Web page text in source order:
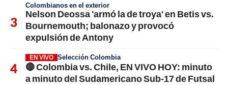
Colombianos en el exterior
Nelson Deossa 'armó la de troya' en Betis vs.
Bournemouth; balonazo y provocó
expulsión de Antony
EN VIVO Selección Colombia
🔴 Colombia vs. Chile, EN VIVO HOY: minuto
a minuto del Sudamericano Sub-17 de Futsal